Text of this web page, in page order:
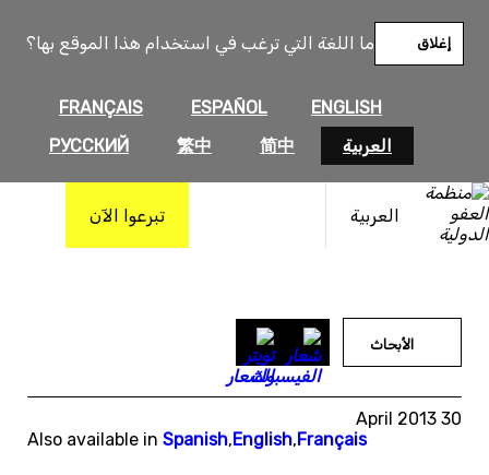
ما اللغة التي ترغب في استخدام هذا الموقع بها؟
ENGLISH
ESPAÑOL
FRANÇAIS
العربية
简中
繁中
РУССКИЙ
إغلاق
العربية تبرعوا الآن
المحتوى
الأبحاث
30 April 2013
Also available in Spanish,English,Français